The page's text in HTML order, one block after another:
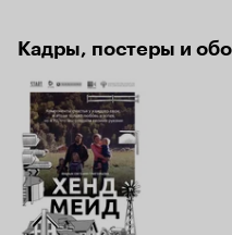
Кадры, постеры и